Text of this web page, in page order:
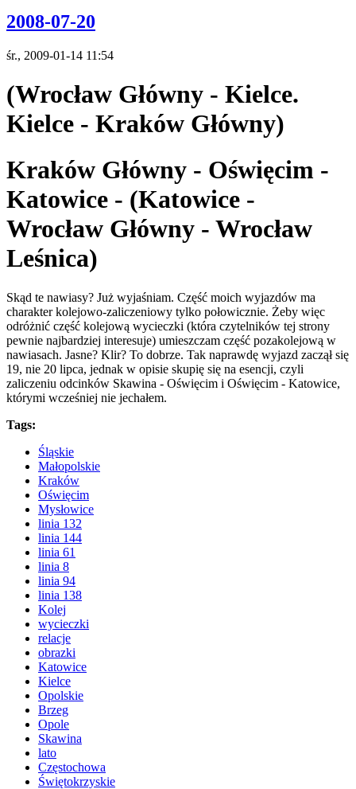
2008-07-20
śr., 2009-01-14 11:54
(Wrocław Główny - Kielce.
Kielce - Kraków Główny)
Kraków Główny - Oświęcim -
Katowice - (Katowice -
Wrocław Główny - Wrocław
Leśnica)
Skąd te nawiasy? Już wyjaśniam. Część moich wyjazdów ma
charakter kolejowo-zaliczeniowy tylko połowicznie. Żeby więc
odróżnić część kolejową wycieczki (która czytelników tej strony
pewnie najbardziej interesuje) umieszczam część pozakolejową w
nawiasach. Jasne? Klir? To dobrze. Tak naprawdę wyjazd zaczął się
19, nie 20 lipca, jednak w opisie skupię się na esencji, czyli
zaliczeniu odcinków Skawina - Oświęcim i Oświęcim - Katowice,
którymi wcześniej nie jechałem.
Tags:
Śląskie
Małopolskie
Kraków
Oświęcim
Mysłowice
linia 132
linia 144
linia 61
linia 8
linia 94
linia 138
Kolej
wycieczki
relacje
obrazki
Katowice
Kielce
Opolskie
Brzeg
Opole
Skawina
lato
Częstochowa
Świętokrzyskie